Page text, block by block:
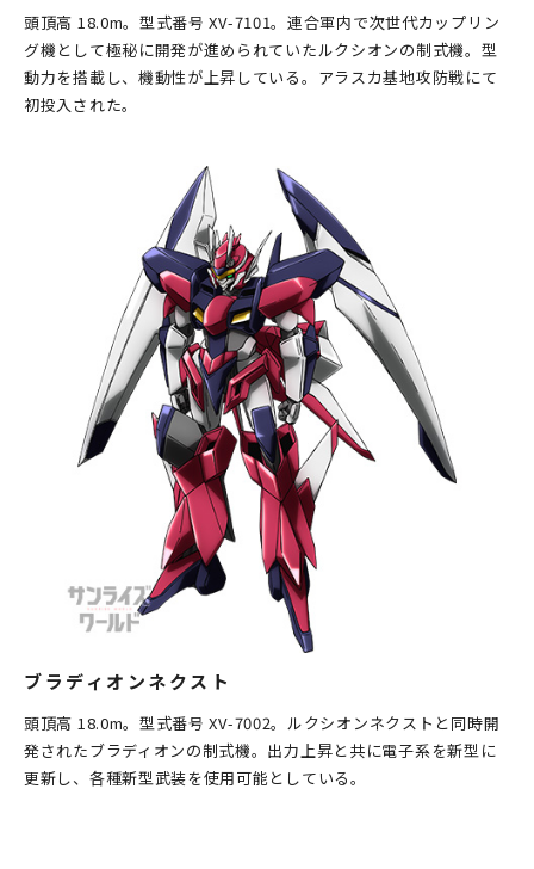
頭頂高 18.0m。型式番号 XV-7101。連合軍内で次世代カップリン
グ機として極秘に開発が進められていたルクシオンの制式機。型
動力を搭載し、機動性が上昇している。アラスカ基地攻防戦にて
初投入された。
ブラディオンネクスト
頭頂高 18.0m。型式番号 XV-7002。ルクシオンネクストと同時開
発されたブラディオンの制式機。出力上昇と共に電子系を新型に
更新し、各種新型武装を使用可能としている。